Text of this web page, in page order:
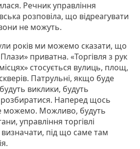
Речник управління
розповіла, що відреагувати
не можуть.
років ми можемо сказати, що
приватна. «Торгівля з рук
стосується вулиць, площ,
скверів. Патрульні, якщо буде
виклики, будуть
Наперед щось
можемо. Можливо, будуть
управління торгівлі
під що саме там